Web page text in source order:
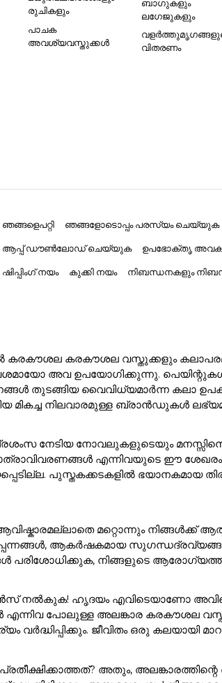
രുചികളും
പാചക
അവശ്യവസ്തുക്കൾ
ബാഗുകളും
ലഗേജുകളും
വിതരണം
ഞങ്ങളെപറ്റി ഞങ്ങളോടൊപ്പം പരസ്യം ചെയ്യുക
ആപ്പ് ഡൗൺലോഡ് ചെയ്യുക ഉപഭോക്തൃ
ഷിപ്പിംഗ് നയം കുക്കി നയം നിബന്ധനകളും
കരകൗശല കരകൗശല വസ്തുക്കളും
അവ ഉപയോഗിക്കുന്നു.
തുടങ്ങിയ വൈവിധ്യമാർന്ന
മികച്ച നിലവാരമുള്ള ബ്രാൻഡുകൾ
നേടിയ നോവലുകളുടെയും മനസ്സിനെ
എന്നിവയുടെ ഈ
പുസ്തകക്കടകളിൽ ഭയാനകമായ
മറ്റൊന്നും നിങ്ങൾക്ക്
ആകർഷകമായ സുഗന്ധദ്രവ്യങ്ങൾ,
പരിശോധിക്കുക, നിങ്ങളുടെ
നൽകുക! ഹൃദയം എവിടെയാണോ അവിടെ
പോലുള്ള അലങ്കാര കരകൗശല
വർദ്ധിപ്പിക്കും. ജീവിതം ഒരു
അതും,